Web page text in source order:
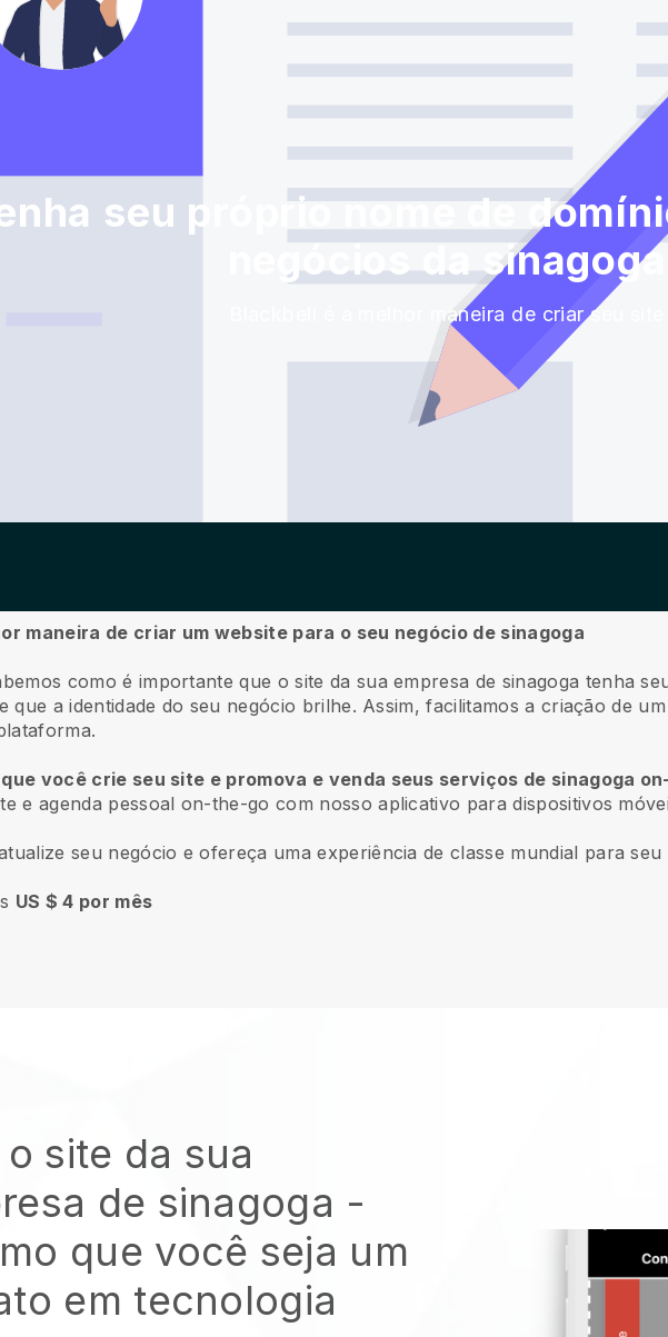
seu próprio nome de
negócios da sinagoga
Blackbell é a melhor maneira de criar seu site
maneira de criar um website para o seu negócio de sinagoga
como é importante que o site da sua empresa de sinagoga tenha
que a identidade do seu negócio brilhe. Assim, facilitamos a criação de
você crie seu site e promova e venda seus serviços de sinagoga
e agenda pessoal on-the-go com nosso aplicativo para dispositivos
seu negócio e ofereça uma experiência de classe mundial para seu
US $ 4 por mês
site da sua
de sinagoga -
que você seja um
em tecnologia